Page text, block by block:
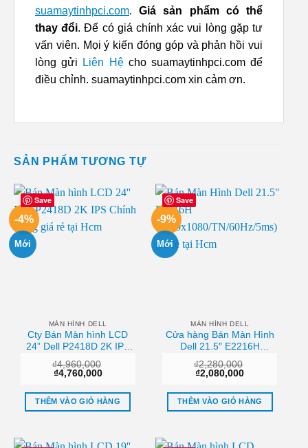
suamaytinhpci.com.Giá sản phẩm có thể
thay đổi. Để có giá chính xác vui lòng gặp tư
vấn viên. Mọi ý kiến đóng góp và phản hồi vui
lòng gửi
Liên Hệcho suamaytinhpci.com để
điều chỉnh. suamaytinhpci.com xin cảm ơn.
SẢN PHẨM TƯƠNG TỰ
Save
-4%
Mới
MÀN HÌNH DELL
Cty Bán Màn hình LCD
24” Dell P2418D 2K IPS
Chính Hãng Hcm
₫4,960,000
Giá
là:
₫4,960,000.
₫4,760,000Giá
tại
là:
₫4,760,000.
THÊM VÀO GIỎ HÀNG
Save
-9%
Mới
MÀN HÌNH DELL
Cửa hàng Bán Màn Hình
Dell 21.5″ E2216H
(1920×1080/TN/60Hz/5ms)
Chất lượng
₫2,280,000
Giá
là:
₫2,280,000.
₫2,080,000Giá
tại
là:
₫2,080,000.
THÊM VÀO GIỎ HÀNG